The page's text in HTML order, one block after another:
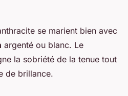
se marient bien avec
argenté ou blanc. Le
la sobriété de la tenue tout
de brillance.